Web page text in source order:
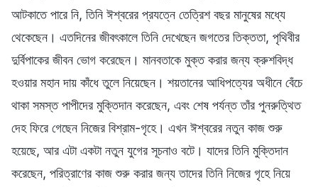
আটকাতে পারে নি, তিনি ঈশ্বরের প্রযত্নে তেত্রিশ বছর মানুষের মধ্যে
থেকেছেন। এতদিনের জীবৎকালে তিনি দেখেছেন জগতের তিক্ততা, পৃথিবীর
দুর্বিপাকের জীবন ভোগ করেছেন। মানবতাকে মুক্ত করার জন্য ক্রুশবিদ্ধ
হওয়ার মহান দায় কাঁধে তুলে নিয়েছেন। শয়তানের আধিপত্যের অধীনে বেঁচে
থাকা সমস্ত পাপীদের মুক্তিদান করেছেন, এবং শেষ পর্যন্ত তাঁর পুনরুত্থিত
দেহ ফিরে গেছেন নিজের বিশ্রাম-গৃহে। এখন ঈশ্বরের নতুন কাজ শুরু
হয়েছে, আর এটা একটা নতুন যুগের সূচনাও বটে। যাদের তিনি মুক্তিদান
করেছেন, পরিত্রাণের কাজ শুরু করার জন্য তাদের তিনি নিজের গৃহে নিয়ে